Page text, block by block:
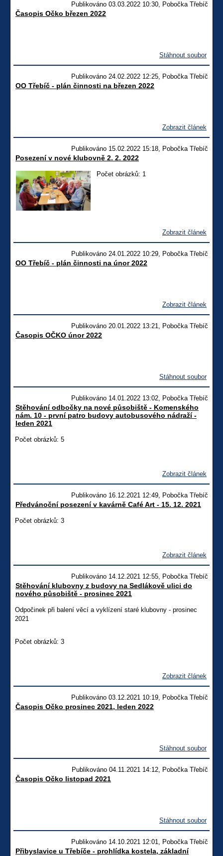
Publikováno 03.03.2022 10:30, Pobočka Třebíč
Časopis Očko březen 2022
Stáhnout soubor
Publikováno 24.02.2022 12:25, Pobočka Třebíč
OO Třebíč - plán činnosti na březen 2022
Zobrazit článek
Publikováno 15.02.2022 15:18, Pobočka Třebíč
Posezení v nové klubovně 2. 2. 2022
Počet obrázků: 1
Zobrazit článek
Publikováno 24.01.2022 10:29, Pobočka Třebíč
OO Třebíč - plán činnosti na únor 2022
Zobrazit článek
Publikováno 20.01.2022 13:21, Pobočka Třebíč
Časopis OČKO únor 2022
Stáhnout soubor
Publikováno 14.01.2022 13:02, Pobočka Třebíč
Stěhování odbočky na nové působiště - Komenského
nám. 10 - první patro budovy autobusového nádraží -
leden 2021
Počet obrázků: 5
Zobrazit článek
Publikováno 16.12.2021 12:49, Pobočka Třebíč
Předvánoční posezení v kavárně Café Art - 15. 12. 2021
Počet obrázků: 3
Zobrazit článek
Publikováno 14.12.2021 12:55, Pobočka Třebíč
Stěhování klubovny z budovy na Sedlákově ulici do
nového působiště - prosinec 2021
Odpočinek při balení věcí a vyklízení staré klubovny - prosinec
2021
Počet obrázků: 3
Zobrazit článek
Publikováno 03.12.2021 10:19, Pobočka Třebíč
Časopis Očko prosinec 2021, leden 2022
Stáhnout soubor
Publikováno 04.11.2021 14:12, Pobočka Třebíč
Časopis Očko listopad 2021
Stáhnout soubor
Publikováno 14.10.2021 12:01, Pobočka Třebíč
Přibyslavice u Třebíče - prohlídka kostela, základní